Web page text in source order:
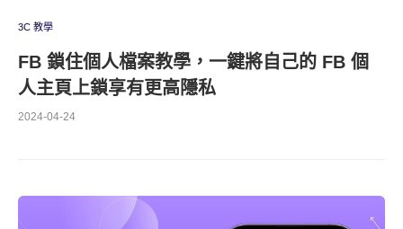
3C 教學
FB 鎖住個人檔案教學，一鍵將自己的 FB 個
人主頁上鎖享有更高隱私
2024-04-24